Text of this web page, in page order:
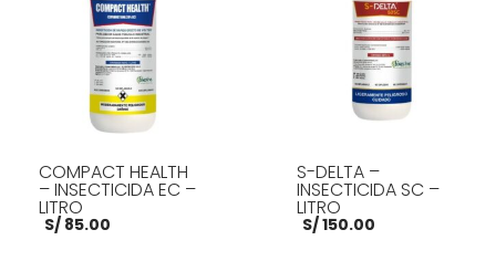
COMPACT HEALTH
– INSECTICIDA EC –
LITRO
S/ 85.00
S-DELTA –
INSECTICIDA SC –
LITRO
S/150.00